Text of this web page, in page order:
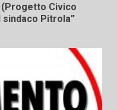
(Progetto Civico
sindaco Pitrola”